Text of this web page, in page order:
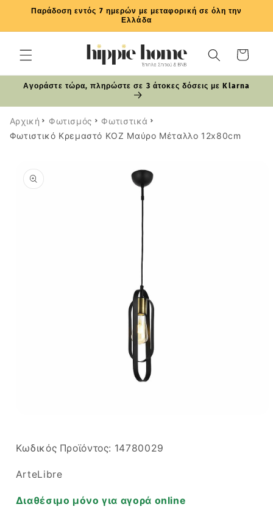
μετάβαση
περιεχόμενο
Παράδοση εντός 7 ημερών με μεταφορική σε όλη την
Ελλάδα
Καλάθι
Αγοράστε τώρα, πληρώστε σε 3 άτοκες δόσεις με Klarna
Αρχική Φωτισμός
Φωτιστικά
Φωτιστικό Κρεμαστό KOZ Μαύρο Μέταλλο 12x80cm
πληροφορίες
προϊόντος
στο
Κωδικός Προϊόντος: SKU:
14780029
ArteLibre
Διαθέσιμο μόνο για αγορά online